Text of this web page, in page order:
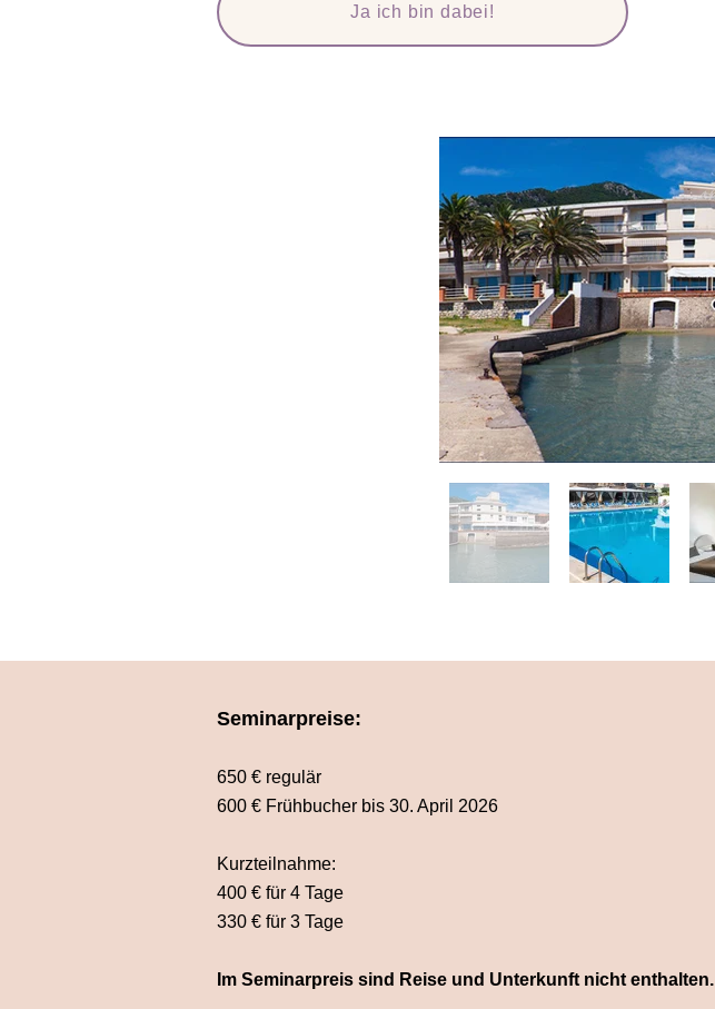
Ja ich bin dabei!
Seminarpreise:
650 € regulär
600 € Frühbucher bis 30. April 2026
Kurzteilnahme:
400 € für 4 Tage
330 € für 3 Tage
Im Seminarpreis sind Reise und Unterkunft nicht enthalten.